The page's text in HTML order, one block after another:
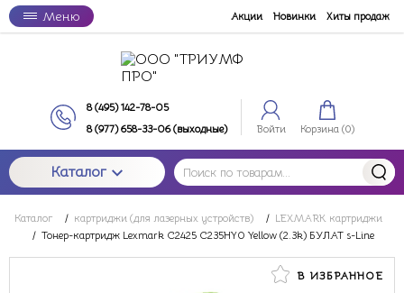
Меню Акции Новинки Хиты продаж
8 (495) 142-78-05
8 (977) 658-33-06 (выходные)
Войти Корзина (0)
Каталог
Каталог / картриджи (для лазерных устройств) / LEXMARK картриджи
/ Тонер-картридж Lexmark C2425 C235HY0 Yellow (2.3k) БУЛАТ s-Line
В ИЗБРАННОЕ